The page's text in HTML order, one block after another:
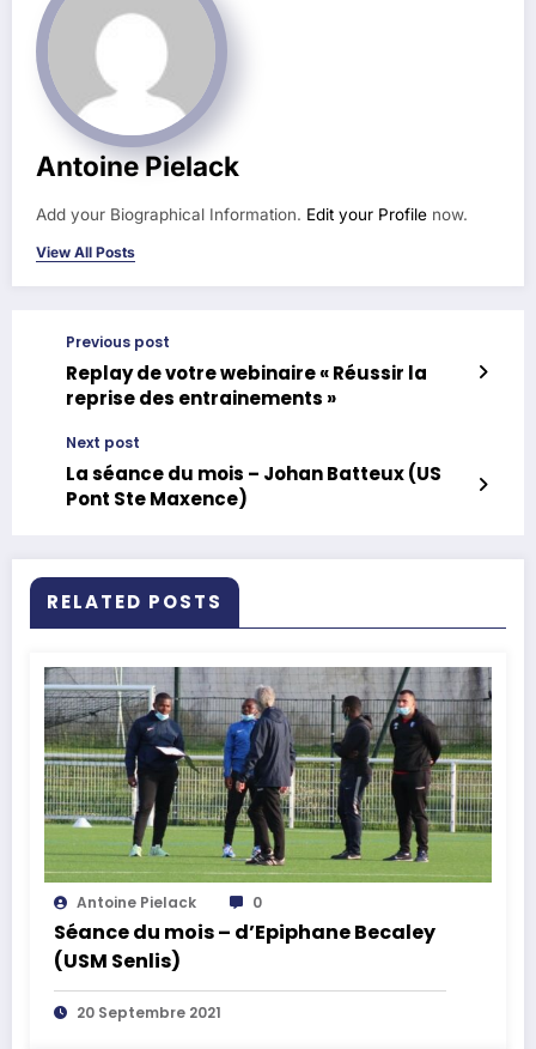
Antoine Pielack
Add your Biographical Information. Edit your Profile now.
View All Posts
Previous post
Replay de votre webinaire « Réussir la
reprise des entrainements »
Next post
La séance du mois – Johan Batteux (US
Pont Ste Maxence)
RELATED POSTS
Antoine Pielack 0
Séance du mois – d’Epiphane Becaley
(USM Senlis)
20 Septembre 2021